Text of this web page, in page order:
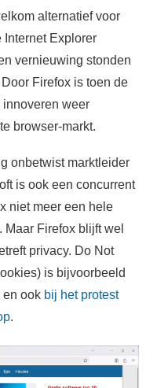
alternatief voor
Explorer
vernieuwing stonden
Firefox is toen de
weer
browser-markt.
onbetwist marktleider
is ook een concurrent
niet meer een hele
Maar Firefox blijft wel
privacy. Do Not
is bijvoorbeeld
en ook bij het protest
.